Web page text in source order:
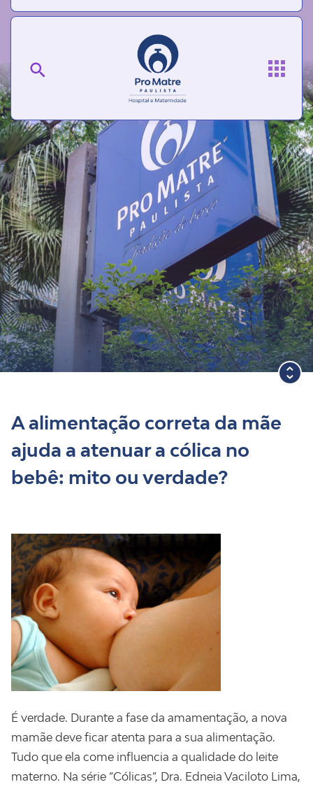
Blog
A alimentação correta da mãe
ajuda a atenuar a cólica no
bebê: mito ou verdade?
É verdade. Durante a fase da amamentação, a nova
mamãe deve ficar atenta para a sua alimentação.
Tudo que ela come influencia a qualidade do leite
materno. Na série “Cólicas”, Dra. Edneia Vaciloto Lima,